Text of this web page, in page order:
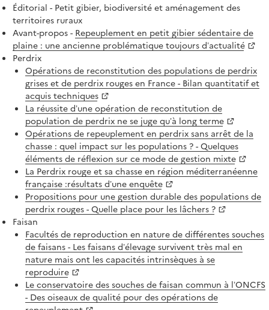
Éditorial - Petit gibier, biodiversité et aménagement des
territoires ruraux
Avant-propos - Repeuplement en petit gibier sédentaire de
plaine : une ancienne problématique toujours d’actualité
Perdrix
Opérations de reconstitution des populations de perdrix
grises et de perdrix rouges en France - Bilan quantitatif et
acquis techniques
La réussite d’une opération de reconstitution de
population de perdrix ne se juge qu’à long terme
Opérations de repeuplement en perdrix sans arrêt de la
chasse : quel impact sur les populations ? - Quelques
éléments de réflexion sur ce mode de gestion mixte
La Perdrix rouge et sa chasse en région méditerranéenne
française :résultats d’une enquête
Propositions pour une gestion durable des populations de
perdrix rouges - Quelle place pour les lâchers ?
Faisan
Facultés de reproduction en nature de différentes souches
de faisans - Les faisans d’élevage survivent très mal en
nature mais ont les capacités intrinsèques à se
reproduire
Le conservatoire des souches de faisan commun à l’ONCFS
- Des oiseaux de qualité pour des opérations de